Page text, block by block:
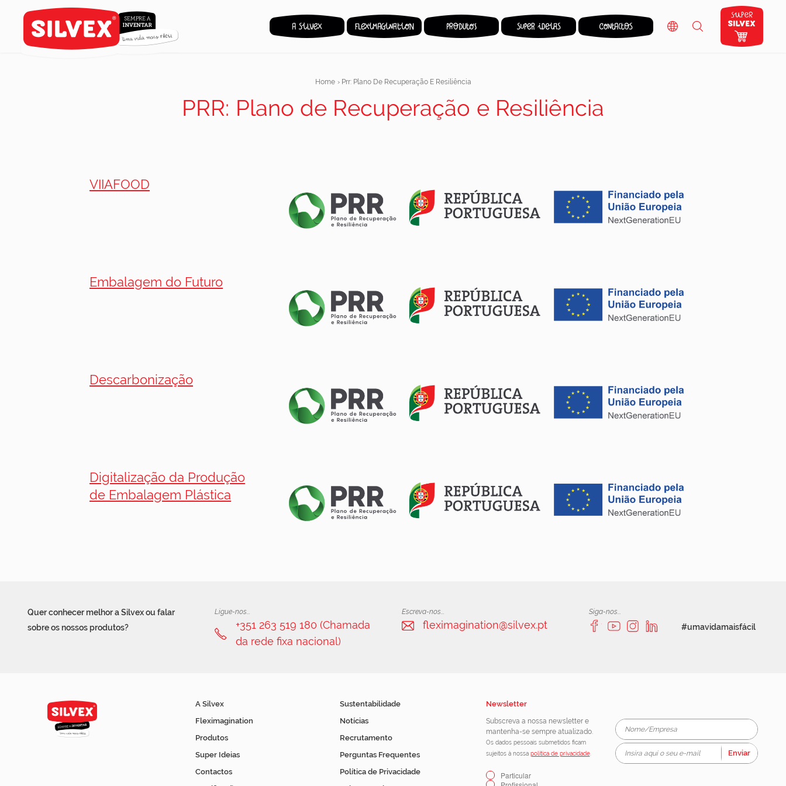
Home › Prr: Plano De Recuperação E Resiliência
PRR: Plano de Recuperação e Resiliência
VIIAFOOD
Embalagem do Futuro
Descarbonização
Digitalização da Produção
de Embalagem Plástica
Quer conhecer melhor a Silvex ou falar
sobre os nossos produtos?
Ligue-nos...
+351 263 519 180 (Chamada
da rede fixa nacional)
Escreva-nos...
fleximagination@silvex.pt
Siga-nos...
#umavidamaisfácil
A Silvex
Fleximagination
Produtos
Super Ideias
Contactos
Sustentabilidade
Notícias
Recrutamento
Perguntas Frequentes
Política de Privacidade
Newsletter
Subscreva a nossa newsletter e
mantenha-se sempre atualizado.
Os dados pessoais submetidos ficam
sujeitos à nossa política de privacidade.
Particular
Enviar